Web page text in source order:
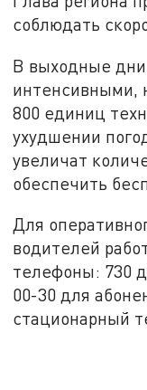
соблюдать
В выходные
интенсивными,
800 единиц
ухудшении
увеличат
обеспечить
Для
водителей
телефоны: 730
00-30 для
стационарный